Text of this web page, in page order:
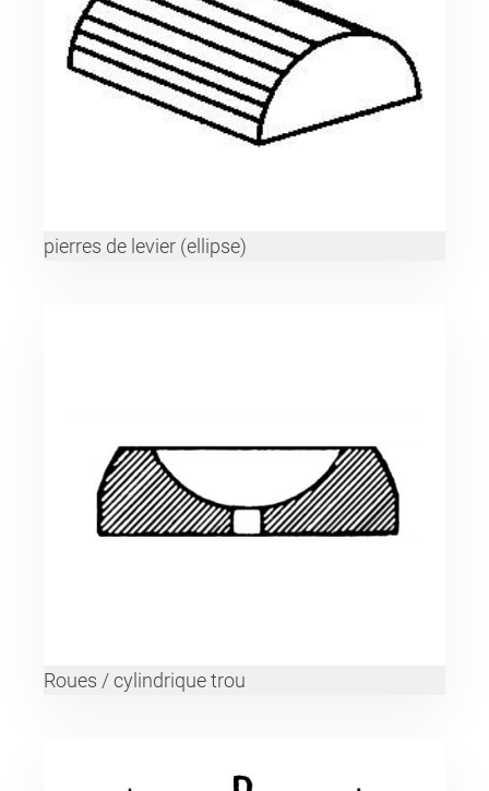
pierres de levier (ellipse)
Roues / cylindrique trou